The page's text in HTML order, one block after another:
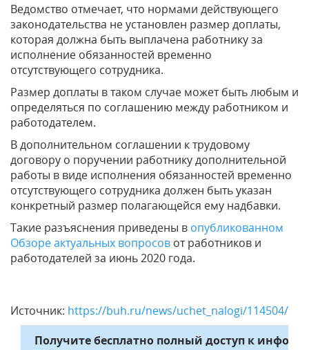
Ведомство отмечает, что нормами действующего
законодательства не установлен размер доплаты,
которая должна быть выплачена работнику за
исполнение обязанностей временно
отсутствующего сотрудника.
Размер доплаты в таком случае может быть любым и
определяться по соглашению между работником и
работодателем.
В дополнительном соглашении к трудовому
договору о поручении работнику дополнительной
работы в виде исполнения обязанностей временно
отсутствующего сотрудника должен быть указан
конкретный размер полагающейся ему надбавки.
Такие разъяснения приведены в опубликованном
Обзоре актуальных вопросов от работников и
работодателей за июнь 2020 года.
Источник: https://buh.ru/news/uchet_nalogi/114504/
Получите бесплатно полный доступ к